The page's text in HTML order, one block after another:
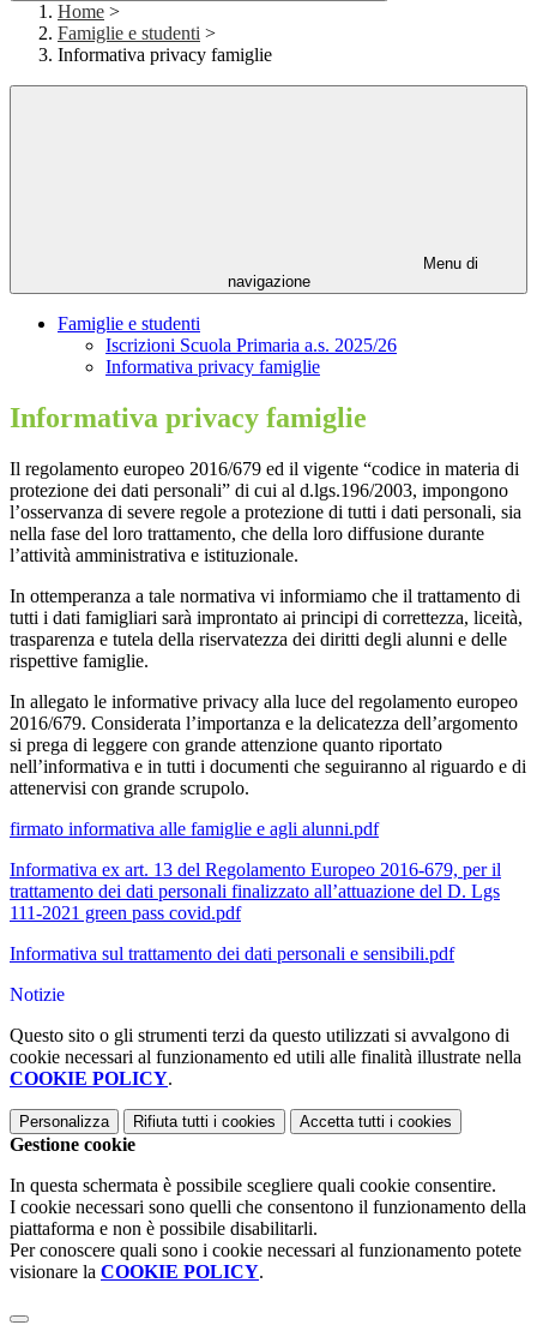
Home >
Famiglie e studenti >
Informativa privacy famiglie
Menu di
navigazione
Famiglie e studenti
Iscrizioni Scuola Primaria a.s. 2025/26
Informativa privacy famiglie
Informativa privacy famiglie
Il regolamento europeo 2016/679 ed il vigente “codice in materia di
protezione dei dati personali” di cui al d.lgs.196/2003, impongono
l’osservanza di severe regole a protezione di tutti i dati personali, sia
nella fase del loro trattamento, che della loro diffusione durante
l’attività amministrativa e istituzionale.
In ottemperanza a tale normativa vi informiamo che il trattamento di
tutti i dati famigliari sarà improntato ai principi di correttezza, liceità,
trasparenza e tutela della riservatezza dei diritti degli alunni e delle
rispettive famiglie.
In allegato le informative privacy alla luce del regolamento europeo
2016/679. Considerata l’importanza e la delicatezza dell’argomento
si prega di leggere con grande attenzione quanto riportato
nell’informativa e in tutti i documenti che seguiranno al riguardo e di
attenervisi con grande scrupolo.
firmato informativa alle famiglie e agli alunni.pdf
Informativa ex art. 13 del Regolamento Europeo 2016-679, per il
trattamento dei dati personali finalizzato all’attuazione del D. Lgs
111-2021 green pass covid.pdf
Informativa sul trattamento dei dati personali e sensibili.pdf
Notizie
Questo sito o gli strumenti terzi da questo utilizzati si avvalgono di
cookie necessari al funzionamento ed utili alle finalità illustrate nella
COOKIE POLICY.
Personalizza Rifiuta tutti i cookies Accetta tutti i cookies
Gestione cookie
In questa schermata è possibile scegliere quali cookie consentire.
I cookie necessari sono quelli che consentono il funzionamento della
piattaforma e non è possibile disabilitarli.
Per conoscere quali sono i cookie necessari al funzionamento potete
visionare la COOKIE POLICY.